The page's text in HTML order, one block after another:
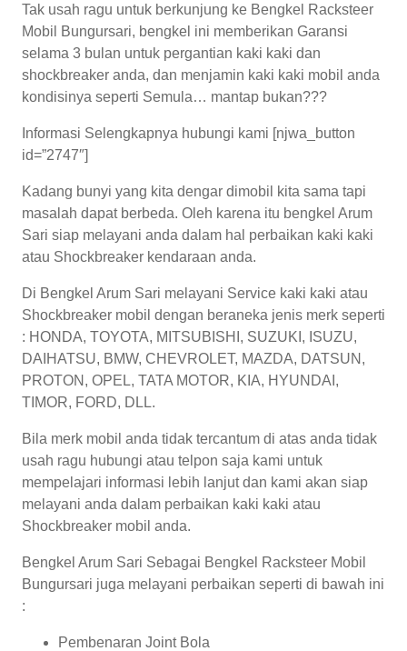
Tak usah ragu untuk berkunjung ke Bengkel Racksteer
Mobil Bungursari, bengkel ini memberikan Garansi
selama 3 bulan untuk pergantian kaki kaki dan
shockbreaker anda, dan menjamin kaki kaki mobil anda
kondisinya seperti Semula… mantap bukan???
Informasi Selengkapnya hubungi kami [njwa_button
id=”2747″]
Kadang bunyi yang kita dengar dimobil kita sama tapi
masalah dapat berbeda. Oleh karena itu bengkel Arum
Sari siap melayani anda dalam hal perbaikan kaki kaki
atau Shockbreaker kendaraan anda.
Di Bengkel Arum Sari melayani Service kaki kaki atau
Shockbreaker mobil dengan beraneka jenis merk seperti
: HONDA, TOYOTA, MITSUBISHI, SUZUKI, ISUZU,
DAIHATSU, BMW, CHEVROLET, MAZDA, DATSUN,
PROTON, OPEL, TATA MOTOR, KIA, HYUNDAI,
TIMOR, FORD, DLL.
Bila merk mobil anda tidak tercantum di atas anda tidak
usah ragu hubungi atau telpon saja kami untuk
mempelajari informasi lebih lanjut dan kami akan siap
melayani anda dalam perbaikan kaki kaki atau
Shockbreaker mobil anda.
Bengkel Arum Sari Sebagai Bengkel Racksteer Mobil
Bungursari juga melayani perbaikan seperti di bawah ini
:
Pembenaran Joint Bola